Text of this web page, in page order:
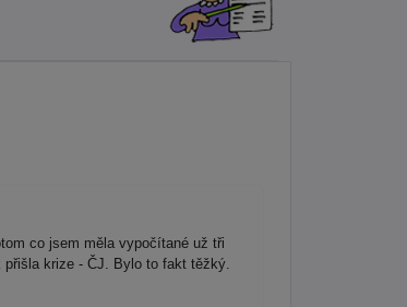
co jsem měla vypočítané už tři
přišla krize - ČJ. Bylo to fakt těžký.